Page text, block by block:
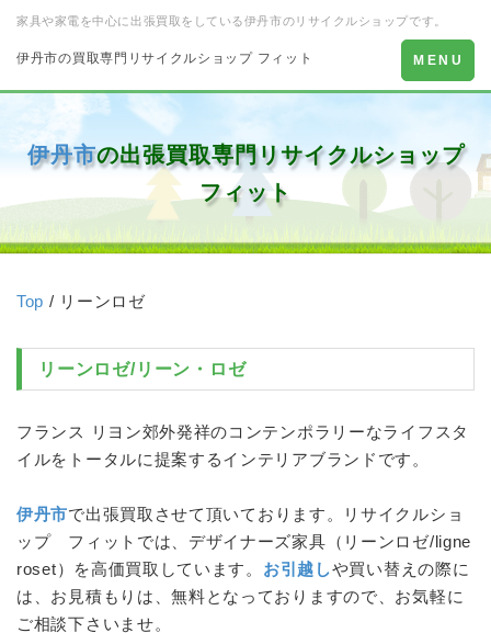
家具や家電を中心に出張買取をしている伊丹市のリサイクルショップです。
伊丹市の買取専門リサイクルショップ フィット
Toggle
navigation
MENU
伊丹市の出張買取専門リサイクルショップ
フィット
Top / リーンロゼ
リーンロゼ/リーン・ロゼ
フランス リヨン郊外発祥のコンテンポラリーなライフスタ
イルをトータルに提案するインテリアブランドです。
伊丹市で出張買取させて頂いております。リサイクルショ
ップ フィットでは、デザイナーズ家具（ リーンロゼ/ligne
roset）を高価買取しています。 お引越しや買い替えの際に
は、お見積もりは、無料となっておりますので、お気軽に
ご相談下さいませ。